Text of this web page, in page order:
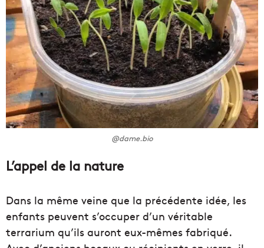
@dame.bio
L’appel de la nature
Dans la même veine que la précédente idée, les
enfants peuvent s’occuper d’un véritable
terrarium qu’ils auront eux-mêmes fabriqué.